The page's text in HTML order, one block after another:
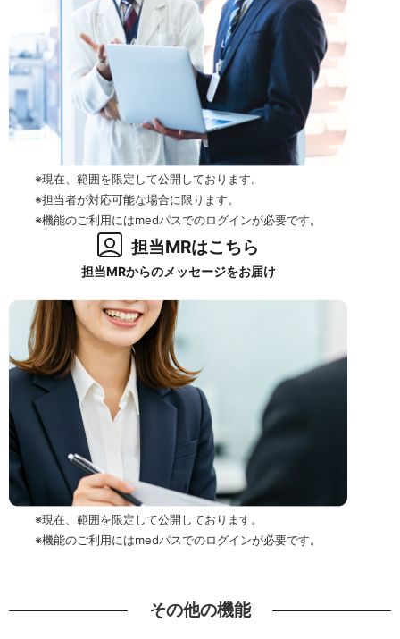
※現在、範囲を限定して公開しております。
※担当者が対応可能な場合に限ります。
※機能のご利用にはmedパスでのログインが必要です。
担当MRはこちら
担当MRからのメッセージをお届け
※現在、範囲を限定して公開しております。
※機能のご利用にはmedパスでのログインが必要です。
その他の機能